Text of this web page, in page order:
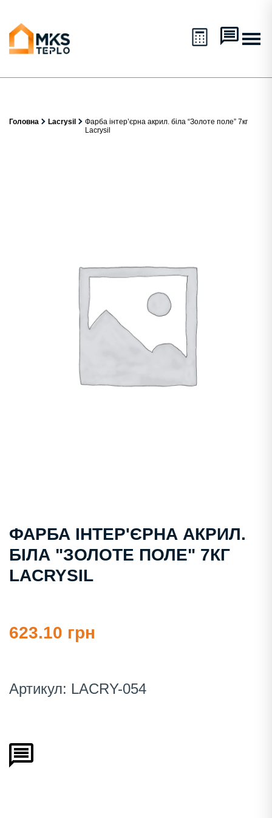
Головна Lacrysil
Фарба інтер’єрна акрил. біла “Золоте поле” 7кг
Lacrysil
ФАРБА ІНТЕР'ЄРНА АКРИЛ.
БІЛА "ЗОЛОТЕ ПОЛЕ" 7КГ
LACRYSIL
623.10 грн
Артикул: LACRY-054